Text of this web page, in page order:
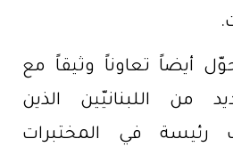
أيضاً تعاوناً وثيقاً مع
من اللبنانيّين الذين
في المختبرات